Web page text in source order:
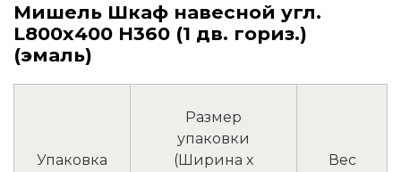
Мишель Шкаф навесной угл.
L800х400 H360 (1 дв. гориз.)
(эмаль)
Упаковка
Размер
упаковки
(Ширина x
Вес